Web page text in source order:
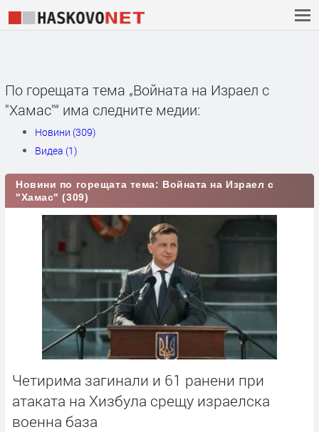
По горещата тема „Войната на Израел с
"Хамас"“ има следните медии:
Новини (309)
Видеа (1)
Новини по горещата тема: Войната на Израел с
"Хамас" (309)
Четирима загинали и 61 ранени при
атаката на Хизбула срещу израелска
военна база